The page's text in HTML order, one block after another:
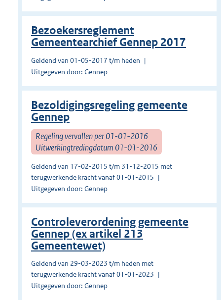
Bezoekersreglement
Gemeentearchief Gennep 2017
Geldend van 01-05-2017 t/m heden
Uitgegeven door: Gennep
Bezoldigingsregeling gemeente
Gennep
Regeling vervallen per 01-01-2016
Uitwerkingtredingdatum 01-01-2016
Geldend van 17-02-2015 t/m 31-12-2015 met
terugwerkende kracht vanaf 01-01-2015
Uitgegeven door: Gennep
Controleverordening gemeente
Gennep (ex artikel 213
Gemeentewet)
Geldend van 29-03-2023 t/m heden met
terugwerkende kracht vanaf 01-01-2023
Uitgegeven door: Gennep